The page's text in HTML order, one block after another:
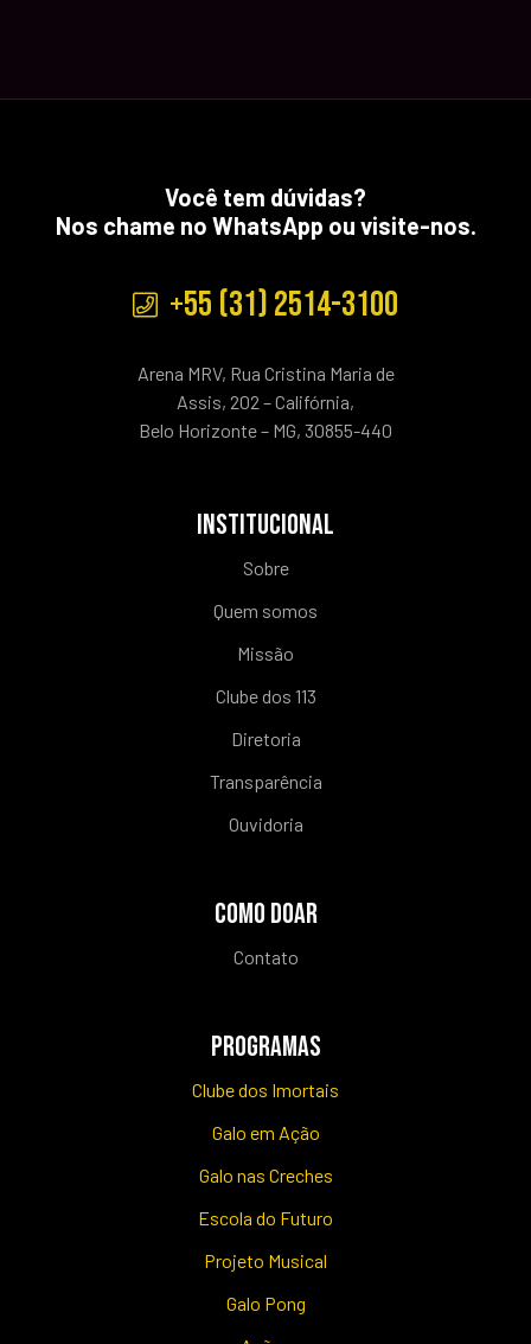
Você tem dúvidas?
Nos chame no WhatsApp ou visite-nos.
+55 (31) 2514-3100
Arena MRV, Rua Cristina Maria de
Assis, 202 – Califórnia,
Belo Horizonte – MG, 30855-440
INSTITUCIONAL
Sobre
Quem somos
Missão
Clube dos 113
Diretoria
Transparência
Ouvidoria
COMO DOAR
Contato
PROGRAMAS
Clube dos Imortais
Galo em Ação
Galo nas Creches
Escola do Futuro
Projeto Musical
Galo Pong